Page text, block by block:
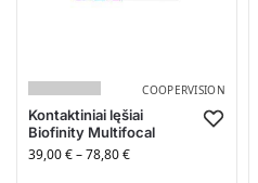
COOPERVISION
Kontaktiniai lęšiai
Biofinity Multifocal
39,00€–78,80€